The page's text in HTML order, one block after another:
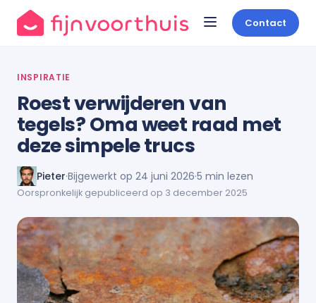
Contact
INSPIRATIE
Roest verwijderen van
tegels? Oma weet raad met
deze simpele trucs
Pieter·Bijgewerkt op 24 juni 2026·5 min lezen
Oorspronkelijk gepubliceerd op 3 december 2025